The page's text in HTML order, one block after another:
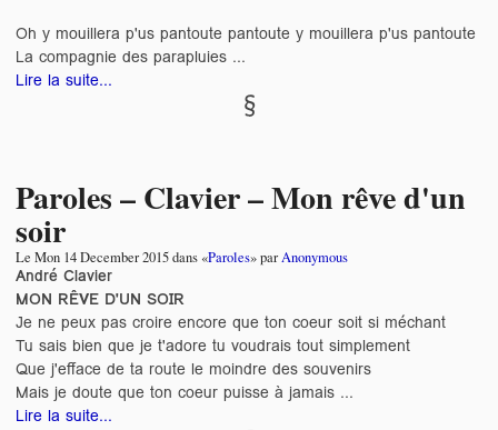
Oh y mouillera p'us pantoute pantoute y mouillera p'us pantoute
La compagnie des parapluies ...
Lire la suite...
Paroles – Clavier – Mon rêve d'un
soir
Le Mon 14 December 2015dans «Paroles» parAnonymous
André Clavier
MON RÊVE D'UN SOIR
Je ne peux pas croire encore que ton coeur soit si méchant
Tu sais bien que je t'adore tu voudrais tout simplement
Que j'efface de ta route le moindre des souvenirs
Mais je doute que ton coeur puisse à jamais ...
Lire la suite...